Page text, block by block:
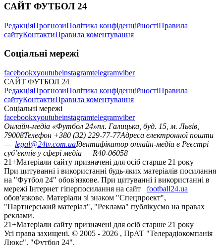
САЙТ ФУТБОЛ 24
РедакціяПрогнозиПолітика конфіденційностіПравила
сайтуКонтактиПравила коментування
Соціальні мережі
facebookxyoutubeinstagramtelegramviber
САЙТ ФУТБОЛ 24
РедакціяПрогнозиПолітика конфіденційностіПравила
сайтуКонтактиПравила коментування
Соціальні мережі
facebookxyoutubeinstagramtelegramviber
Онлайн-медіа «Футбол 24»пл. Галицька, буд. 15, м. Львів,
79008Телефон +380 (32) 229-77-77Адреса електронної пошти
— legal@24tv.com.uaІдентифікатор онлайн-медіа в Реєстрі
суб’єктів у сфері медіа — R40-06058
21+Матеріали сайту призначені для осіб старше 21 року
При цитуванні і використанні будь-яких матеріалів посилання
на "Футбол 24" обов'язкове. При цитуванні і використанні в
мережі Інтернет гіперпосилання на сайт
football24.ua
обов'язкове. Матеріали зі знаком "Спецпроект",
"Партнерський матеріал", "Реклама" публікуємо на правах
реклами.
21+Матеріали сайту призначені для осіб старше 21 року
Усi права захищенi. © 2005 - 2026 , ПрАТ "Телерадіокомпанія
Люкс". "Футбол 24".